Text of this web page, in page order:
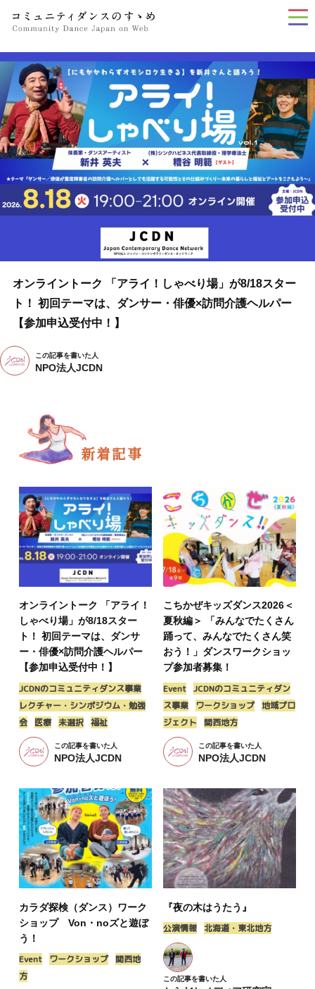
オンライントーク 「アライ！しゃべり場」が8/18スター
ト！ 初回テーマは、ダンサー・俳優×訪問介護ヘルパー
【参加申込受付中！】
この記事を書いた人
NPO法人JCDN
新着記事
オンライントーク 「アライ！
しゃべり場」が8/18スター
ト！ 初回テーマは、ダンサ
ー・俳優×訪問介護ヘルパー
【参加申込受付中！】
JCDNのコミュニティダンス事業
レクチャー・シンポジウム・勉強
会
医療 未選択 福祉
この記事を書いた人
NPO法人JCDN
こちかぜキッズダンス2026＜
夏秋編＞ 「みんなでたくさん
踊って、みんなでたくさん笑
おう！」ダンスワークショッ
プ参加者募集！
Event JCDNのコミュニティダン
ス事業
ワークショップ 地域プロ
ジェクト
関西地方
この記事を書いた人
NPO法人JCDN
カラダ探検（ダンス）ワーク
ショップ Von・noズと遊ぼ
う！
Event ワークショップ 関西地
方
『夜の木はうたう』
公演情報 北海道・東北地方
この記事を書いた人